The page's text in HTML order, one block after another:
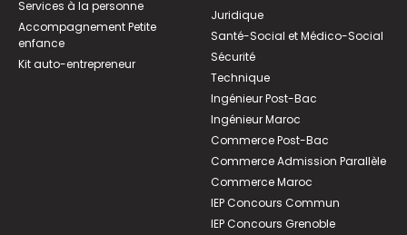
Services à la personne
Accompagnement Petite
enfance
Kit auto-entrepreneur
Juridique
Santé-Social et Médico-Social
Sécurité
Technique
Ingénieur Post-Bac
Ingénieur Maroc
Commerce Post-Bac
Commerce Admission Parallèle
Commerce Maroc
IEP Concours Commun
IEP Concours Grenoble